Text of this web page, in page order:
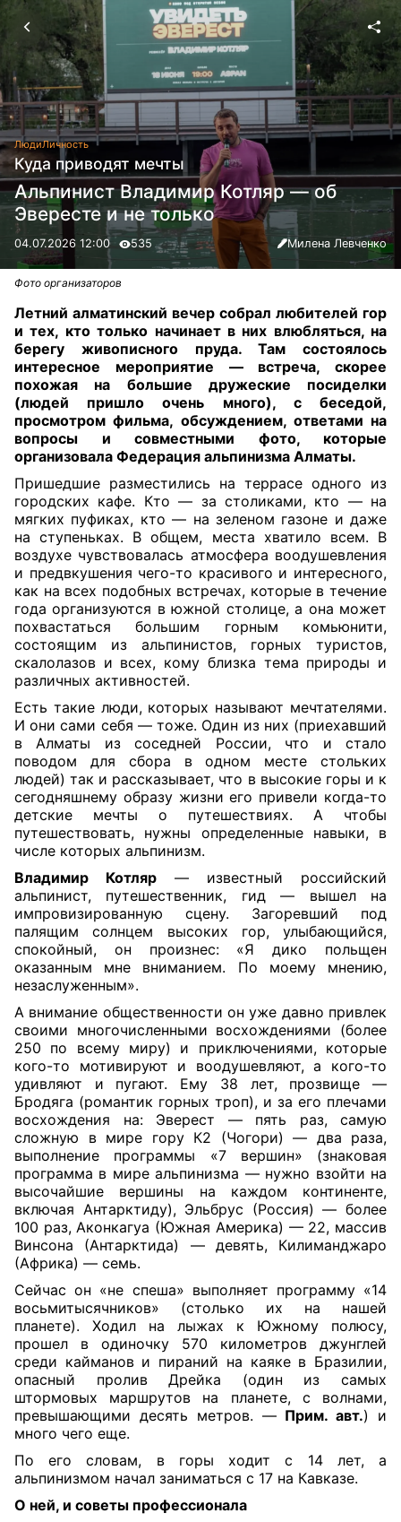
ЛюдиЛичность
Куда приводят мечты
Альпинист Владимир Котляр — об
Эвересте и не только
04.07.2026 12:00 535 Милена Левченко
Фото организаторов
Летний алматинский вечер собрал любителей гор
и тех, кто только начинает в них влюбляться, на
берегу живописного пруда. Там состоялось
интересное мероприятие — встреча, скорее
похожая на большие дружеские посиделки
(людей пришло очень много), с беседой,
просмотром фильма, обсуждением, ответами на
вопросы и совместными фото, которые
организовала Федерация альпинизма Алматы.
Пришедшие разместились на террасе одного из
городских кафе. Кто — за столиками, кто — на
мягких пуфиках, кто — на зеленом газоне и даже
на ступеньках. В общем, места хватило всем. В
воздухе чувствовалась атмосфера воодушевления
и предвкушения чего-то красивого и интересного,
как на всех подобных встречах, которые в течение
года организуются в южной столице, а она может
похвастаться большим горным комьюнити,
состоящим из альпинистов, горных туристов,
скалолазов и всех, кому близка тема природы и
различных активностей.
Есть такие люди, которых называют мечтателями.
И они сами себя — тоже. Один из них (приехавший
в Алматы из соседней России, что и стало
поводом для сбора в одном месте стольких
людей) так и рассказывает, что в высокие горы и к
сегодняшнему образу жизни его привели когда-то
детские мечты о путешествиях. А чтобы
путешествовать, нужны определенные навыки, в
числе которых альпинизм.
Владимир Котляр — известный российский
альпинист, путешественник, гид — вышел на
импровизированную сцену. Загоревший под
палящим солнцем высоких гор, улыбающийся,
спокойный, он произнес: «Я дико польщен
оказанным мне вниманием. По моему мнению,
незаслуженным».
А внимание общественности он уже давно привлек
своими многочисленными восхождениями (более
250 по всему миру) и приключениями, которые
кого-то мотивируют и воодушевляют, а кого-то
удивляют и пугают. Ему 38 лет, прозвище —
Бродяга (романтик горных троп), и за его плечами
восхождения на: Эверест — пять раз, самую
сложную в мире гору К2 (Чогори) — два раза,
выполнение программы «7 вершин» (знаковая
программа в мире альпинизма — нужно взойти на
высочайшие вершины на каждом континенте,
включая Антарктиду), Эльбрус (Россия) — более
100 раз, Аконкагуа (Южная Америка) — 22, массив
Винсона (Антарктида) — девять, Килиманджаро
(Африка) — семь.
Сейчас он «не спеша» выполняет программу «14
восьмитысячников» (столько их на нашей
планете). Ходил на лыжах к Южному полюсу,
прошел в одиночку 570 километров джунглей
среди кайманов и пираний на каяке в Бразилии,
опасный пролив Дрейка (один из самых
штормовых маршрутов на планете, с волнами,
превышающими десять метров. — Прим. авт.) и
много чего еще.
По его словам, в горы ходит с 14 лет, а
альпинизмом начал заниматься с 17 на Кавказе.
О ней, и советы профессионала